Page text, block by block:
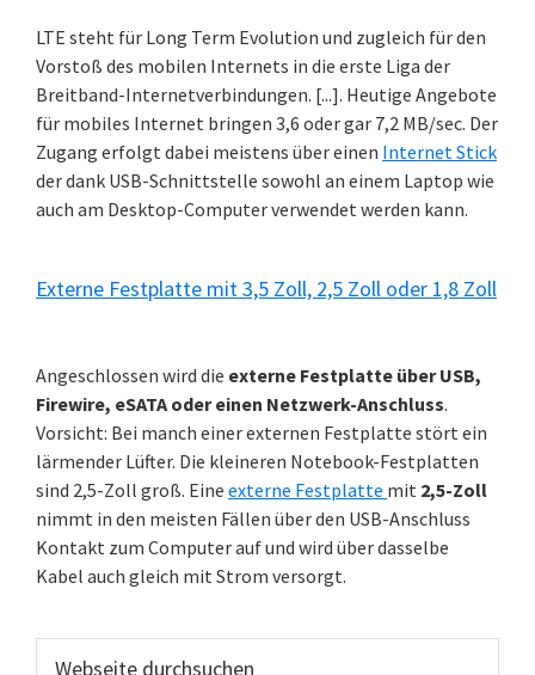
LTE steht für Long Term Evolution und zugleich für den
Vorstoß des mobilen Internets in die erste Liga der
Breitband-Internetverbindungen. [...]. Heutige Angebote
für mobiles Internet bringen 3,6 oder gar 7,2 MB/sec. Der
Zugang erfolgt dabei meistens über einen Internet Stick
der dank USB-Schnittstelle sowohl an einem Laptop wie
auch am Desktop-Computer verwendet werden kann.
Externe Festplatte mit 3,5 Zoll, 2,5 Zoll oder 1,8 Zoll
Angeschlossen wird die externe Festplatte über USB,
Firewire, eSATA oder einen Netzwerk-Anschluss.
Vorsicht: Bei manch einer externen Festplatte stört ein
lärmender Lüfter. Die kleineren Notebook-Festplatten
sind 2,5-Zoll groß. Eine externe Festplatte mit 2,5-Zoll
nimmt in den meisten Fällen über den USB-Anschluss
Kontakt zum Computer auf und wird über dasselbe
Kabel auch gleich mit Strom versorgt.